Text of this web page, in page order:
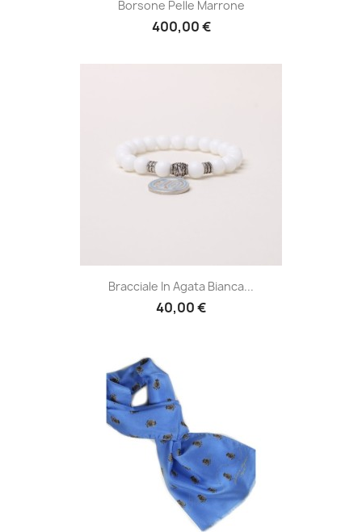
Borsone Pelle Marrone
400,00 €
Bracciale In Agata Bianca...
40,00 €